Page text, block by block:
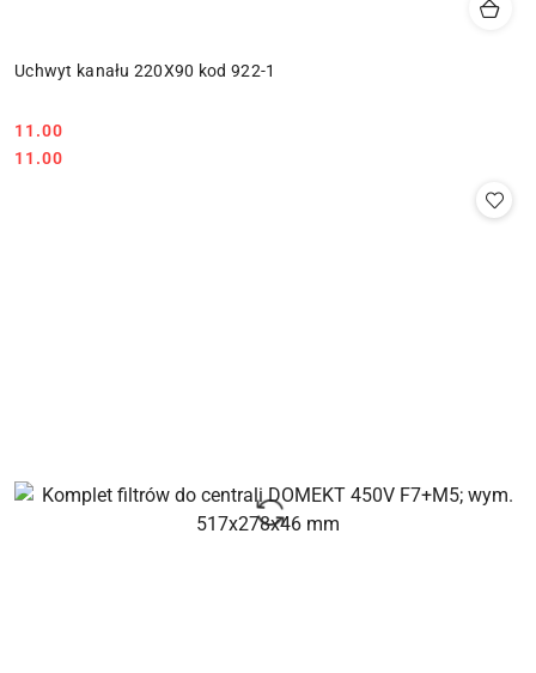
Uchwyt kanału 220X90 kod 922-1
Cena:
11.00
Cena:
11.00